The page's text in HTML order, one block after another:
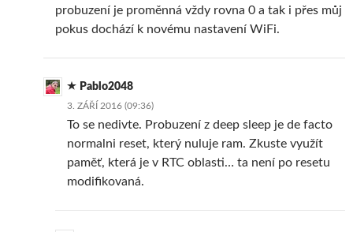
probuzení je proměnná vždy rovna 0 a tak i přes můj
pokus dochází k novému nastavení WiFi.
Pablo2048
3. ZÁŘÍ 2016 (09:36)
To se nedivte. Probuzení z deep sleep je de facto
normalni reset, který nuluje ram. Zkuste využít
paměť, která je v RTC oblasti… ta není po resetu
modifikovaná.